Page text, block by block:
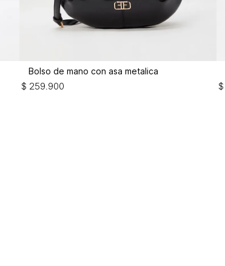
Bolso de mano con asa metalica
$ 259.900 $